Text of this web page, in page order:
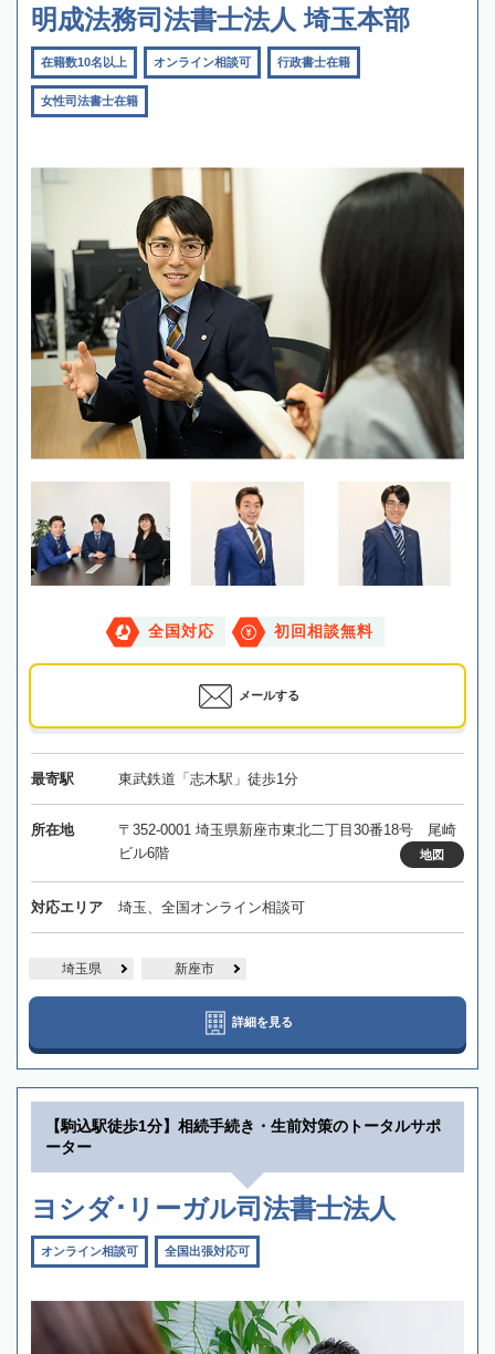
明成法務司法書士法人 埼玉本部
在籍数10名以上 オンライン相談可 行政書士在籍
女性司法書士在籍
全国対応 初回相談無料
メールする
最寄駅 東武鉄道「志木駅」徒歩1分
所在地
〒352-0001 埼玉県新座市東北二丁目30番18号 尾崎
ビル6階
地図
対応エリア 埼玉、全国オンライン相談可
埼玉県 新座市
詳細を見る
【駒込駅徒歩1分】相続手続き・生前対策のトータルサポ
ーター
ヨシダ･リーガル司法書士法人
オンライン相談可 全国出張対応可